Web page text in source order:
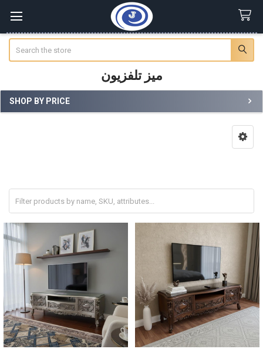
ميز تلفزيون
Sidebar
SHOP BY PRICE